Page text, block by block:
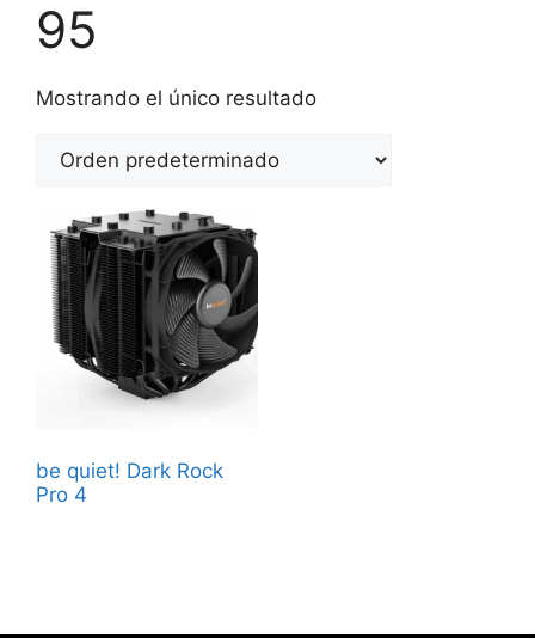
95
Mostrando el único resultado
be quiet! Dark Rock
Pro 4